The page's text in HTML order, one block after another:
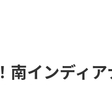
南インディ